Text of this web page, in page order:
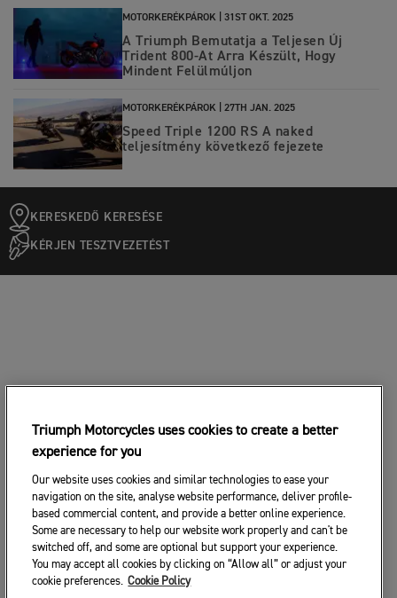
MOTORKERÉKPÁROK | 31ST OKT. 2025
A Triumph Bemutatja a Teljesen Új
Trident 800-At Arra Készült, Hogy
Mindent Felülmúljon
MOTORKERÉKPÁROK | 27TH JAN. 2025
Speed Triple 1200 RS A naked
teljesítmény következő fejezete
KERESKEDŐ KERESÉSE
KÉRJEN TESZTVEZETÉST
Triumph Motorcycles uses cookies to create a better
experience for you
Our website uses cookies and similar technologies to ease your
navigation on the site, analyse website performance, deliver profile-
based commercial content, and provide a better online experience.
Some are necessary to help our website work properly and can't be
switched off, and some are optional but support your experience.
You may accept all cookies by clicking on “Allow all” or adjust your
cookie preferences. Cookie Policy